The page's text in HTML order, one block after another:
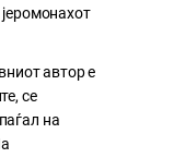
автор е
се
на